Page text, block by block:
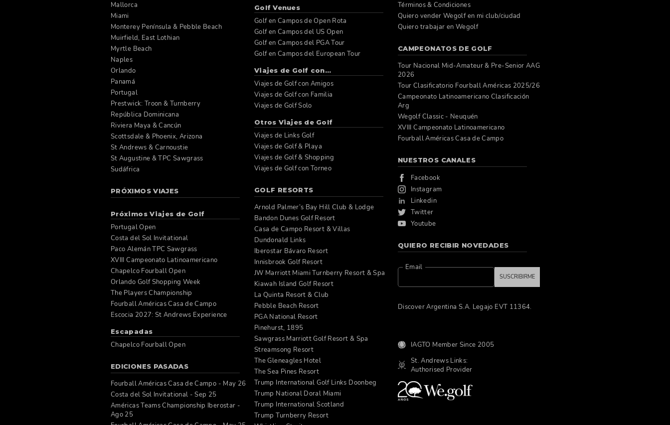
Mallorca
Miami
Monterey Península & Pebble Beach
Muirfield, East Lothian
Myrtle Beach
Naples
Orlando
Panamá
Portugal
Prestwick: Troon & Turnberry
República Dominicana
Riviera Maya & Cancún
Scottsdale & Phoenix, Arizona
St Andrews & Carnoustie
St Augustine & TPC Sawgrass
Sudáfrica
PRÓXIMOS VIAJES
Próximos Viajes de Golf
Portugal Open
Costa del Sol Invitational
Paco Alemán TPC Sawgrass
XVIII Campeonato Latinoamericano
Chapelco Fourball Open
Orlando Golf Shopping Week
The Players Championship
Fourball Américas Casa de Campo
Escocia 2027: St Andrews Experience
Escapadas
Chapelco Fourball Open
EDICIONES PASADAS
Fourball Américas Casa de Campo - May 26
Costa del Sol Invitational - Sep 25
Américas Teams Championship Iberostar -
Ago 25
Golf Venues
Golf en Campos de Open Rota
Golf en Campos del US Open
Golf en Campos del PGA Tour
Golf en Campos del European Tour
Viajes de Golf con...
Viajes de Golf con Amigos
Viajes de Golf con Familia
Viajes de Golf Solo
Otros Viajes de Golf
Viajes de Links Golf
Viajes de Golf & Playa
Viajes de Golf & Shopping
Viajes de Golf con Torneo
GOLF RESORTS
Arnold Palmer’s Bay Hill Club & Lodge
Bandon Dunes Golf Resort
Casa de Campo Resort & Villas
Dundonald Links
Iberostar Bávaro Resort
Innisbrook Golf Resort
JW Marriott Miami Turnberry Resort & Spa
Kiawah Island Golf Resort
La Quinta Resort & Club
Pebble Beach Resort
PGA National Resort
Pinehurst, 1895
Sawgrass Marriott Golf Resort & Spa
Streamsong Resort
The Gleneagles Hotel
The Sea Pines Resort
Trump International Golf Links Doonbeg
Trump National Doral Miami
Trump International Scotland
Trump Turnberry Resort
Términos & Condiciones
Quiero vender Wegolf en mi club/ciudad
Quiero trabajar en Wegolf
CAMPEONATOS DE GOLF
Tour Nacional Mid-Amateur & Pre-Senior AAG
2026
Tour Clasificatorio Fourball Américas 2025/26
Campeonato Latinoamericano Clasificación
Arg
Wegolf Classic - Neuquén
XVIII Campeonato Latinoamericano
Fourball Américas Casa de Campo
NUESTROS CANALES
Facebook
Instagram
Linkedin
Twitter
Youtube
QUIERO RECIBIR NOVEDADES
Email
SUSCRIBIRME
Discover Argentina S.A. Legajo EVT 11364.
IAGTO Member Since 2005
St. Andrews Links:
Authorised Provider